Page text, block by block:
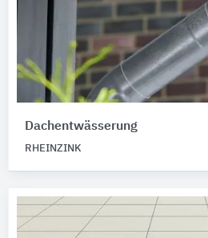
Dachentwässerung
RHEINZINK